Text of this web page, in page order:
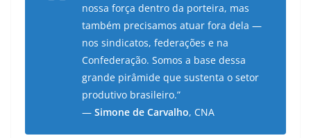
nossa força dentro da porteira, mas
também precisamos atuar fora dela —
nos sindicatos, federações e na
Confederação. Somos a base dessa
grande pirâmide que sustenta o setor
produtivo brasileiro.”
— Simone de Carvalho, CNA